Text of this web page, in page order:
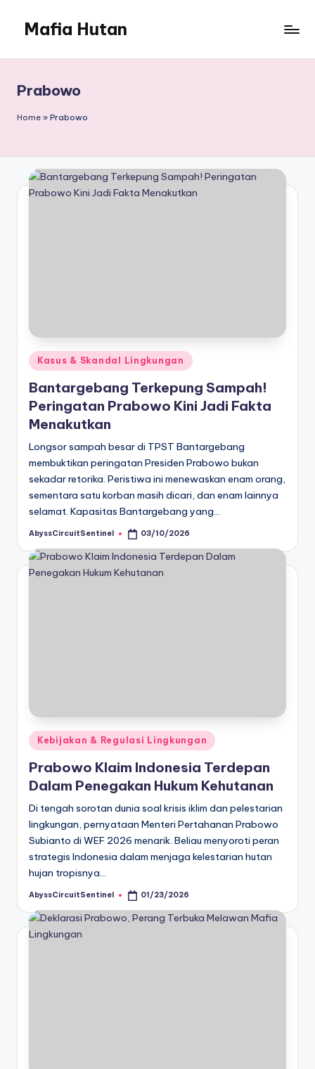
content
Mafia Hutan
dan
Perusakan
Hutan
Prabowo
Home » Prabowo
Posted
in
Kasus & Skandal Lingkungan
Bantargebang Terkepung Sampah!
Peringatan Prabowo Kini Jadi Fakta
Menakutkan
Longsor sampah besar di TPST Bantargebang
membuktikan peringatan Presiden Prabowo bukan
sekadar retorika. Peristiwa ini menewaskan enam orang,
sementara satu korban masih dicari, dan enam lainnya
selamat. Kapasitas Bantargebang yang…
Posted
AbyssCircuitSentinel 03/10/2026
Posted
in
Kebijakan & Regulasi Lingkungan
Prabowo Klaim Indonesia Terdepan
Dalam Penegakan Hukum Kehutanan
Di tengah sorotan dunia soal krisis iklim dan pelestarian
lingkungan, pernyataan Menteri Pertahanan Prabowo
Subianto di WEF 2026 menarik. Beliau menyoroti peran
strategis Indonesia dalam menjaga kelestarian hutan
hujan tropisnya…
Posted
AbyssCircuitSentinel 01/23/2026